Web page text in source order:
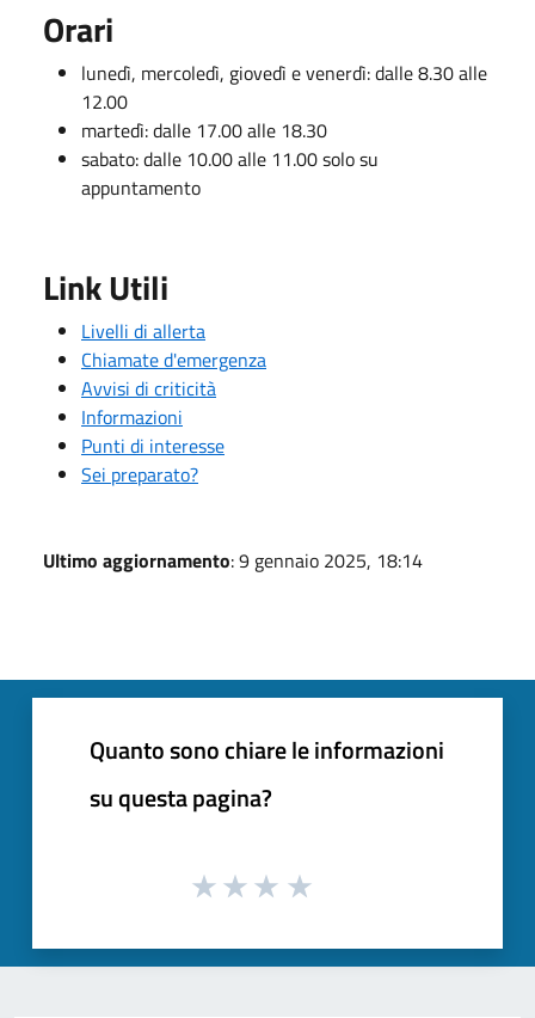
Orari
lunedì, mercoledì, giovedì e venerdì: dalle 8.30 alle
12.00
martedì: dalle 17.00 alle 18.30
sabato: dalle 10.00 alle 11.00 solo su
appuntamento
Link Utili
Livelli di allerta
Chiamate d'emergenza
Avvisi di criticità
Informazioni
Punti di interesse
Sei preparato?
Ultimo aggiornamento: 9 gennaio 2025, 18:14
Quanto sono chiare le informazioni
su questa pagina?